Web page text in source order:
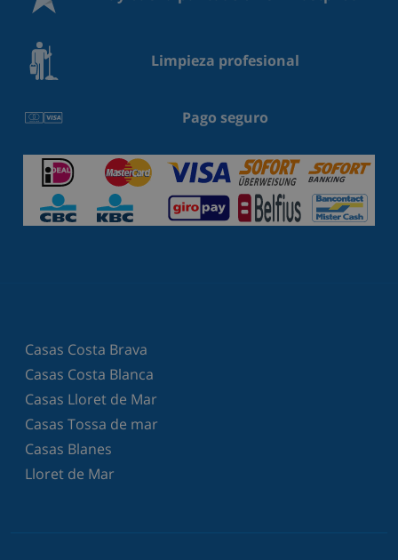
Limpieza profesional
Pago seguro
Casas Costa Brava
Casas Costa Blanca
Casas Lloret de Mar
Casas Tossa de mar
Casas Blanes
Lloret de Mar